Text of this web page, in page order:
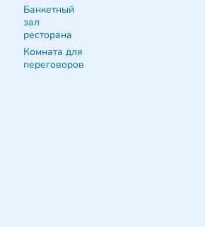
Банкетный
зал
ресторана
Комната для
переговоров